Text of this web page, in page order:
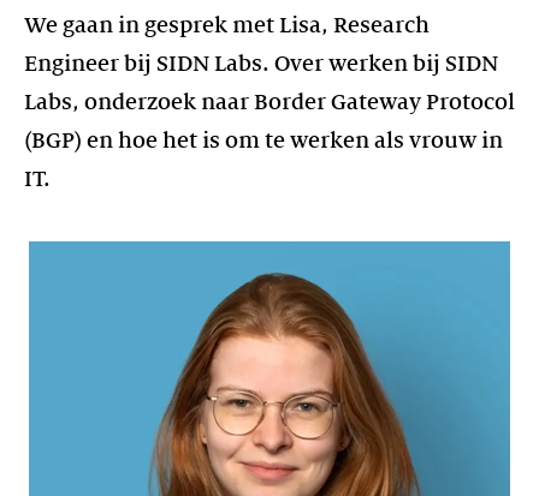
We gaan in gesprek met Lisa, Research
Engineer bij SIDN Labs. Over werken bij SIDN
Labs, onderzoek naar Border Gateway Protocol
(BGP) en hoe het is om te werken als vrouw in
IT.